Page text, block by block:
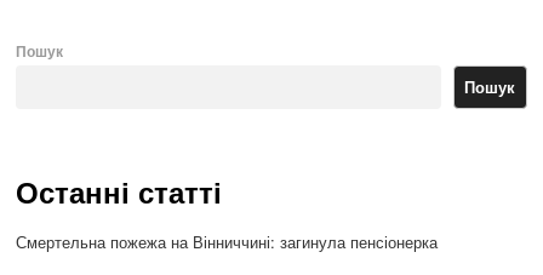
Пошук
Пошук
Останні статті
Смертельна пожежа на Вінниччині: загинула пенсіонерка